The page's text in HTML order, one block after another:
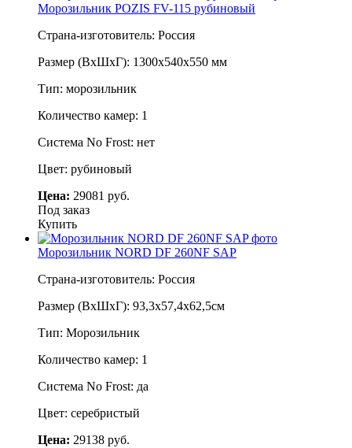
Морозильник POZIS FV-115 рубиновый
Страна-изготовитель: Россия
Размер (ВхШхГ): 1300х540х550 мм
Тип: морозильник
Количество камер: 1
Система No Frost: нет
Цвет: рубиновый
Цена: 29081 руб.
Под заказ
Купить
Морозильник NORD DF 260NF SАP
Страна-изготовитель: Россия
Размер (ВхШхГ): 93,3х57,4х62,5см
Тип: Морозильник
Количество камер: 1
Система No Frost: да
Цвет: серебристый
Цена: 29138 руб.